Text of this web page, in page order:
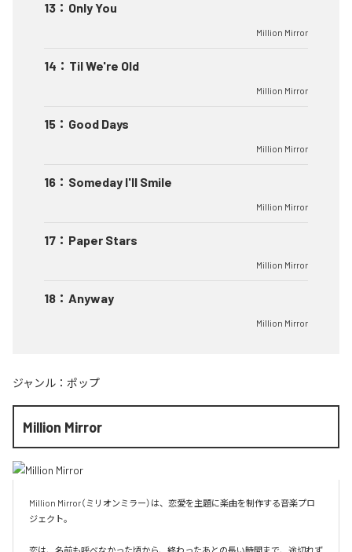
13 ： Only You
Million Mirror
14 ： Til We're Old
Million Mirror
15 ： Good Days
Million Mirror
16 ： Someday I'll Smile
Million Mirror
17 ： Paper Stars
Million Mirror
18 ： Anyway
Million Mirror
ジャンル： ポップ
Million Mirror
Million Mirror（ミリオンミラー）は、恋愛を主題に楽曲を制作する音楽プロ
ジェクト。
恋は、名前も呼べなかった頃から、終わったあとの長い時間まで、途切れず